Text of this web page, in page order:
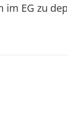
EG zu